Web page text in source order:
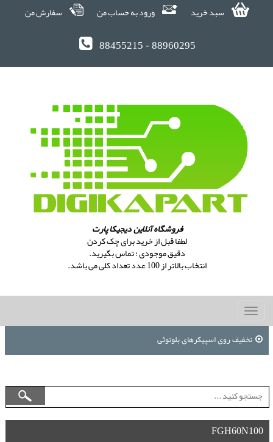
سبد خرید ورود به حساب من سفارش من
88455215 - 88960295
فروشگاه آنلاین دیجیکا پارت
لطفا قبل از خرید برای چک کردن
دقیق موجودی ؛ تماس بگیرید.
انتخاب بالاتر از 100 عدد تعداد کلی می باشد.
Toggle
navigation
تخفیف روی اسپیکرهای بلوتوثی
FGH60N100